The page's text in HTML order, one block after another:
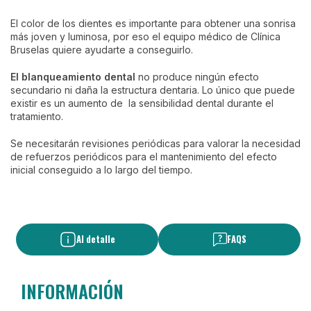
El color de los dientes es importante para obtener una sonrisa
más joven y luminosa, por eso el equipo médico de Clínica
Bruselas quiere ayudarte a conseguirlo.
El blanqueamiento dental no produce ningún efecto
secundario ni daña la estructura dentaria. Lo único que puede
existir es un aumento de la sensibilidad dental durante el
tratamiento.
Se necesitarán revisiones periódicas para valorar la necesidad
de refuerzos periódicos para el mantenimiento del efecto
inicial conseguido a lo largo del tiempo.
Al detalle FAQS
INFORMACIÓN